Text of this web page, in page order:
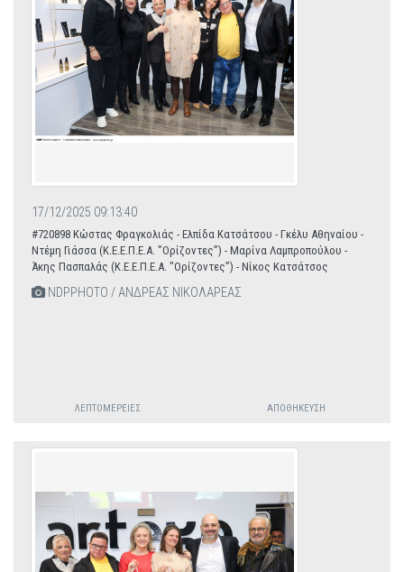
17/12/2025 09:13:40
#720898 Κώστας Φραγκολιάς - Ελπίδα Κατσάτσου - Γκέλυ Αθηναίου -
Ντέμη Γιάσσα (Κ.Ε.Ε.Π.Ε.Α. "Ορίζοντες”) - Μαρίνα Λαμπροπούλου -
Άκης Πασπαλάς (Κ.Ε.Ε.Π.Ε.Α. "Ορίζοντες”) - Νίκος Κατσάτσος
NDPPHOTO / ΑΝΔΡΕΑΣ ΝΙΚΟΛΑΡΕΑΣ
ΛΕΠΤΟΜΈΡΕΙΕΣ ΑΠΟΘΉΚΕΥΣΗ